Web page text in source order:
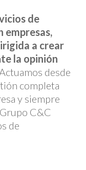
de
empresas,
a crear
la opinión
desde
completa
y siempre
C&C
de